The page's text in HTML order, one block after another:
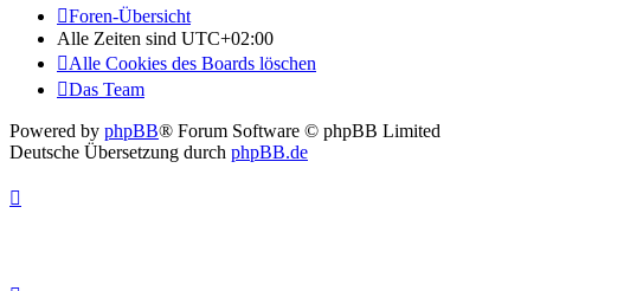
Foren-Übersicht
Alle Zeiten sind UTC+02:00
Alle Cookies des Boards löschen
Das Team
Powered by phpBB® Forum Software © phpBB Limited
Deutsche Übersetzung durch phpBB.de